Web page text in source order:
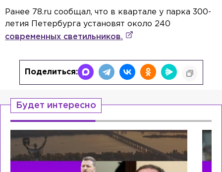
Ранее 78.ru сообщал, что в квартале у парка 300-
летия Петербурга установят около 240
современных светильников.
Поделиться:
Будет интересно